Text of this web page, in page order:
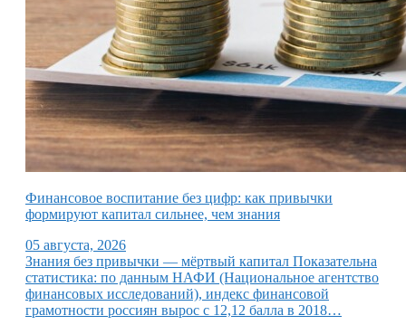
Финансовое воспитание без цифр: как привычки
формируют капитал сильнее, чем знания
05 августа, 2026
Знания без привычки — мёртвый капитал Показательна
статистика: по данным НАФИ (Национальное агентство
финансовых исследований), индекс финансовой
грамотности россиян вырос с 12,12 балла в 2018…